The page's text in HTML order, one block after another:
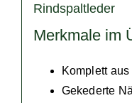
Rindspaltleder
Merkmale im
Komplett
Gekederte